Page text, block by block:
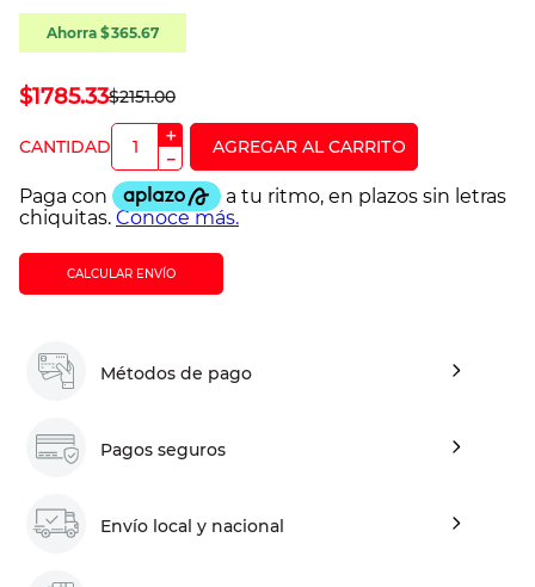
Ahorra$365.67
$2151.00
$1785.33
＋
－
CALCULAR ENVÍO
Métodos de pago
Pagos seguros
Envío local y nacional